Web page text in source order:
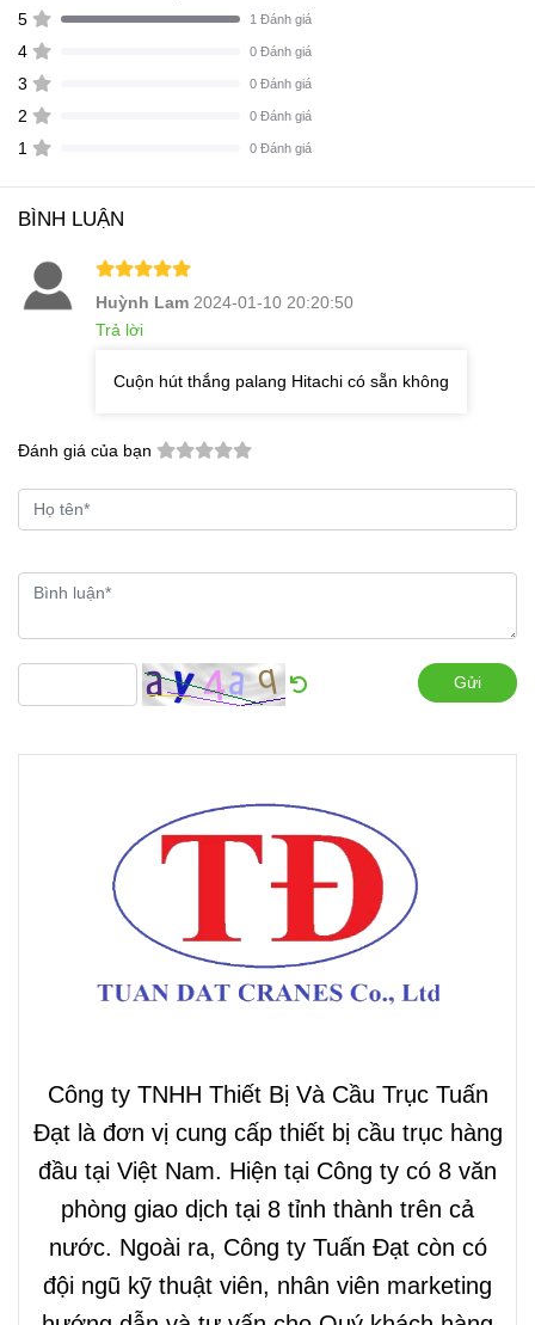
5
1 Đánh giá
4 0 Đánh giá
3 0 Đánh giá
2 0 Đánh giá
1 0 Đánh giá
BÌNH LUẬN
Huỳnh Lam 2024-01-10 20:20:50
Trả lời
Cuộn hút thắng palang Hitachi có sẵn không
Đánh giá của bạn
Gửi
Công ty TNHH Thiết Bị Và Cầu Trục Tuấn
Đạt là đơn vị cung cấp thiết bị cầu trục hàng
đầu tại Việt Nam. Hiện tại Công ty có 8 văn
phòng giao dịch tại 8 tỉnh thành trên cả
nước. Ngoài ra, Công ty Tuấn Đạt còn có
đội ngũ kỹ thuật viên, nhân viên marketing